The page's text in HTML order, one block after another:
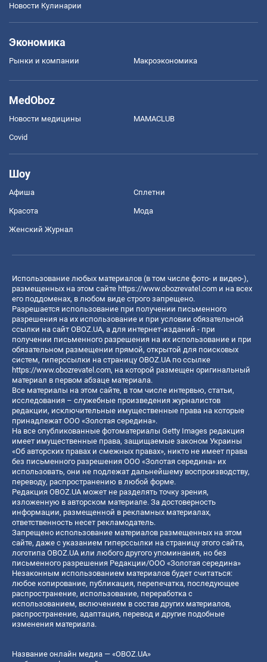
Новости Кулинарии
Экономика
Рынки и компании Mакроэкономика
MedOboz
Новости медицины MAMACLUB
Covid
Шоу
Афиша Сплетни
Красота Мода
Женский Журнал
Использование любых материалов (в том числе фото- и видео-),
размещенных на этом сайте https://www.obozrevatel.com и на всех
его поддоменах, в любом виде строго запрещено.
Разрешается использование при получении письменного
разрешения на их использование и при условии обязательной
ссылки на сайт OBOZ.UA, а для интернет-изданий - при
получении письменного разрешения на их использование и при
обязательном размещении прямой, открытой для поисковых
систем, гиперссылки на страницу OBOZ.UA по ссылке
https://www.obozrevatel.com, на которой размещен оригинальный
материал в первом абзаце материала.
Все материалы на этом сайте, в том числе интервью, статьи,
исследования – служебные произведения журналистов
редакции, исключительные имущественные права на которые
принадлежат ООО «Золотая середина».
На все опубликованные фотоматериалы Getty Images редакция
имеет имущественные права, защищаемые законом Украины
«Об авторских правах и смежных правах», никто не имеет права
без письменного разрешения ООО «Золотая середина» их
использовать, они не подлежат дальнейшему воспроизводству,
переводу, распространению в любой форме.
Редакция OBOZ.UA может не разделять точку зрения,
изложенную в авторском материале. За достоверность
информации, размещенной в рекламных материалах,
ответственность несет рекламодатель.
Запрещено использование материалов размещенных на этом
сайте, даже с указанием гиперссылки на страницу этого сайта,
логотипа OBOZ.UA или любого другого упоминания, но без
письменного разрешения Редакции/ООО «Золотая середина»
Незаконным использованием материалов будет считаться:
любое копирование, публикация, перепечатка, последующее
распространение, использование, переработка с
использованием, включением в состав других материалов,
распространение, адаптация, перевод и другие подобные
изменения материала.
Название онлайн медиа — «OBOZ.UA»